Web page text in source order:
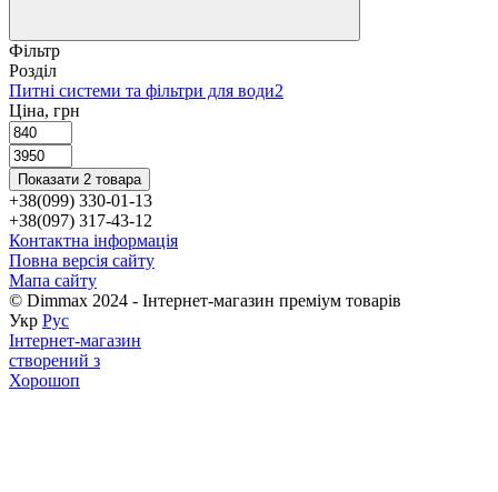
Фільтр
Розділ
Питні системи та фільтри для води2
Ціна, грн
Показати 2 товара
+38(099) 330-01-13
+38(097) 317-43-12
Контактна інформація
Повна версія сайту
Мапа сайту
© Dimmax 2024 - Інтернет-магазин преміум товарів
Укр Рус
Інтернет-магазин
створений з
Хорошоп